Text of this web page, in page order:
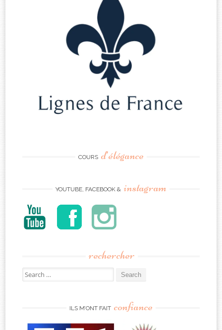
COURS d’élégance
YOUTUBE, FACEBOOK & instagram
rechercher
Search
for:
ILS M’ONT FAIT confiance